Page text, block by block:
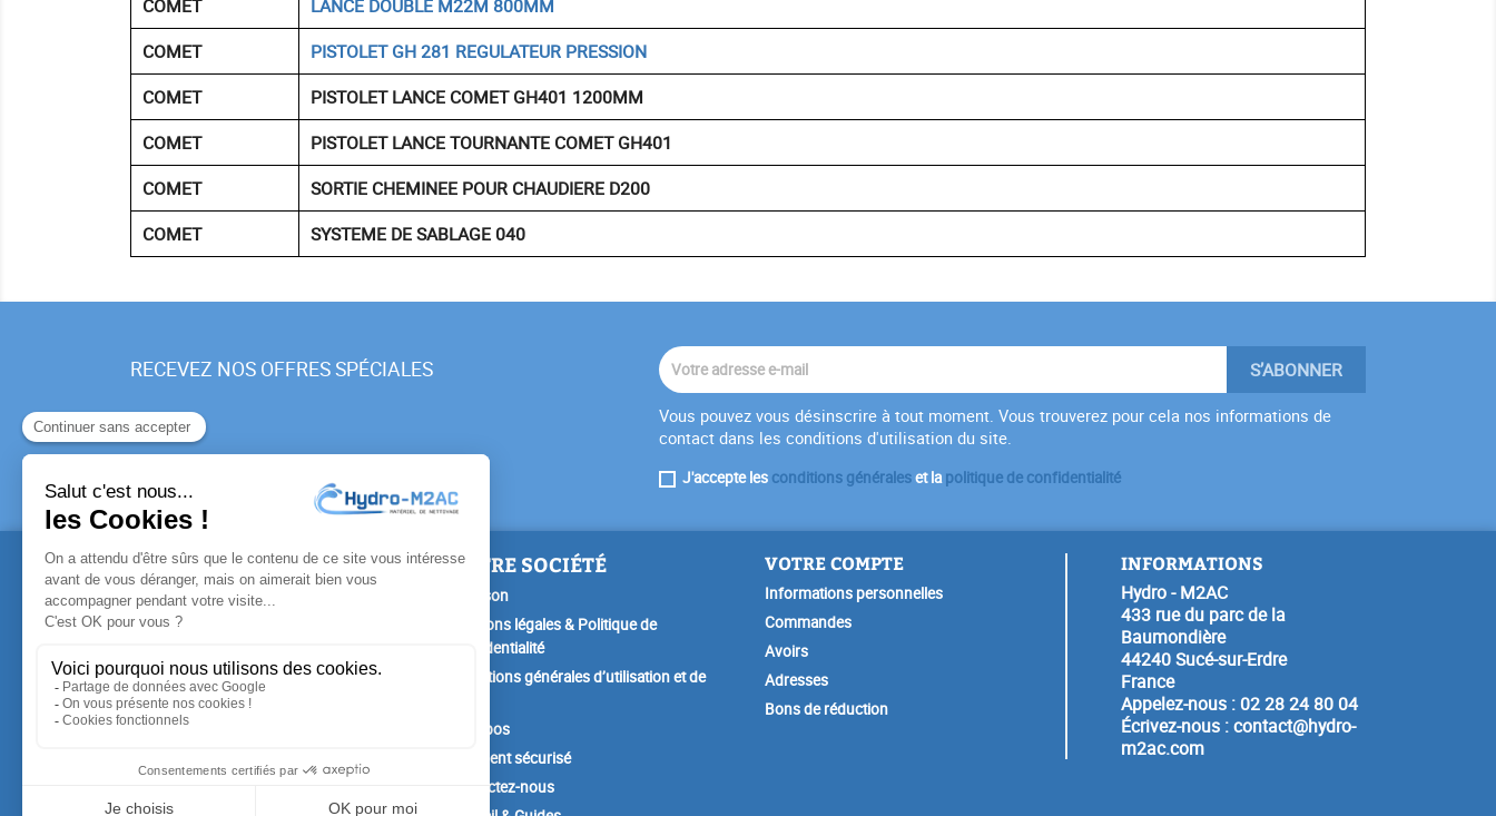
COMET
LANCE DOUBLE M22M 800MM
COMET
PISTOLET GH 281 REGULATEUR PRESSION
COMET
PISTOLET LANCE COMET GH401 1200MM
COMET
PISTOLET LANCE TOURNANTE COMET GH401
COMET
SORTIE CHEMINEE POUR CHAUDIERE D200
COMET
SYSTEME DE SABLAGE 040
RECEVEZ NOS OFFRES SPÉCIALES
Vous pouvez vous désinscrire à tout moment. Vous trouverez pour cela nos informations de
contact dans les conditions d'utilisation du site.
J'accepte les conditions généraleset lapolitique de confidentialité
PRODUITS
Promotions
Nouveaux produits
NOTRE SOCIÉTÉ
Livraison
Mentions légales & Politique de
Confidentialité
Conditions générales d’utilisation et de
A propos
Paiement sécurisé
Contactez-nous
VOTRE COMPTE
Informations personnelles
Commandes
Avoirs
Adresses
Bons de réduction
INFORMATIONS
Hydro - M2AC
433 rue du parc de la
Baumondière
44240 Sucé-sur-Erdre
France
Appelez-nous : 02 28 24 80 04
Écrivez-nous :contact@hydro-
m2ac.com